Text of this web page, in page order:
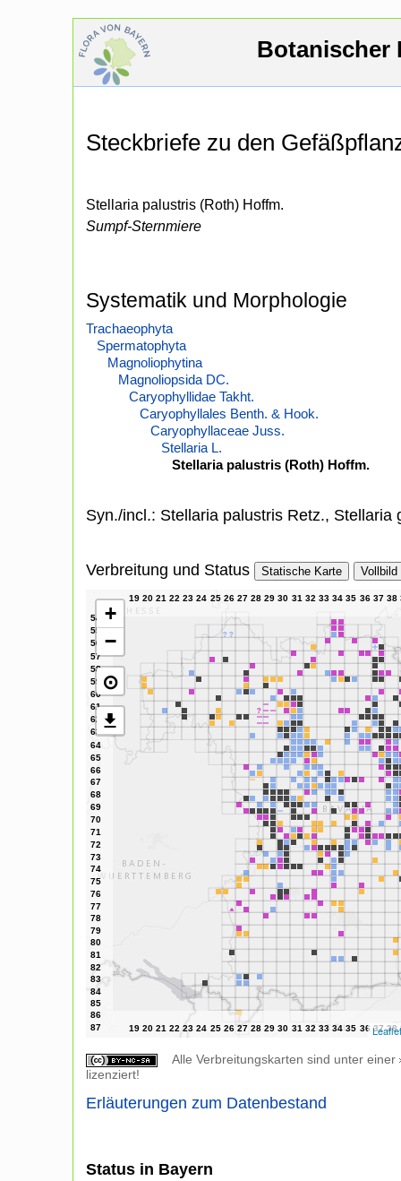
Botanischer
Steckbriefe zu den
Stellaria palustris (Roth) Hoffm.
Sumpf-Sternmiere
Systematik und Morphologie
Trachaeophyta
Spermatophyta
Magnoliophytina
Magnoliopsida DC.
Caryophyllidae Takht.
Caryophyllales Benth. & Hook.
Caryophyllaceae Juss.
Stellaria L.
Stellaria palustris (Roth) Hoffm.
Syn./incl.: Stellaria palustris Retz., Stellaria
Verbreitung und Status Statische Karte Vollbild
+
−
⊙
Leaflet
Alle Verbreitungskarten sind unter einer
lizenziert!
Erläuterungen zum Datenbestand
Status in Bayern